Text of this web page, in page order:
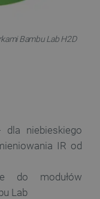
Bambu Lab H2D
dla niebieskiego
IR od
do modułów
Lab